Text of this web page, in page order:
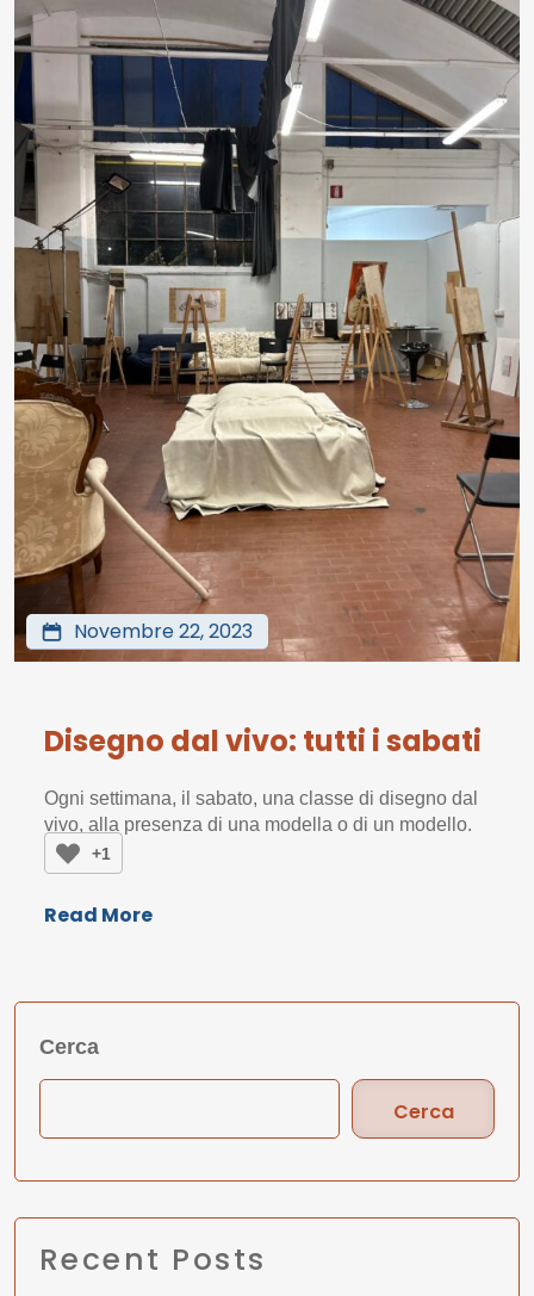
Novembre 22, 2023
Disegno dal vivo: tutti i sabati
Ogni settimana, il sabato, una classe di disegno dal
vivo, alla presenza di una modella o di un modello.
+1
Read More
Cerca
Cerca
Recent Posts